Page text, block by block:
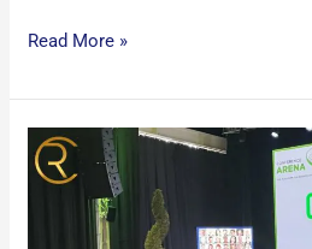
Read More »
Neuorientierung
nach
Burnout